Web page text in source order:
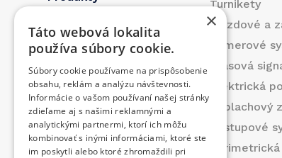
O nás
Kontakt
Produkty
Prispeli sme
Ponuka práce
Turnikety
Vjazdové a
Kamerové
Hlasová
Elektrická
Poplachový
Prístupové
×
Táto webová lokalita
používa súbory cookie.
Súbory cookie používame na prispôsobenie
obsahu, reklám a analýzu návštevnosti.
Informácie o vašom používaní našej stránky
zdieľame aj s našimi reklamnými a
analytickými partnermi, ktorí ich môžu
kombinovať s inými informáciami, ktoré ste
im poskytli alebo ktoré zhromaždili pri